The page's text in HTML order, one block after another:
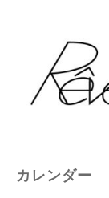
カレンダー